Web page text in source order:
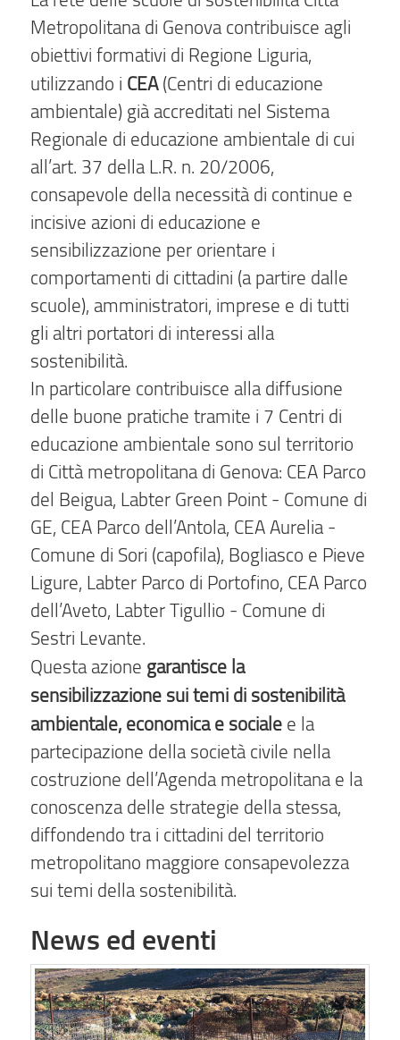
Metropolitana di Genova contribuisce agli
obiettivi formativi di Regione Liguria,
utilizzando i CEA(Centri di educazione
ambientale) già accreditati nel Sistema
Regionale di educazione ambientale di cui
all’art. 37 della L.R. n. 20/2006,
consapevole della necessità di continue e
incisive azioni di educazione e
sensibilizzazione per orientare i
comportamenti di cittadini (a partire dalle
scuole), amministratori, imprese e di tutti
gli altri portatori di interessi alla
sostenibilità.
In particolare contribuisce alla diffusione
delle buone pratiche tramite i 7 Centri di
educazione ambientale sono sul territorio
di Città metropolitana di Genova: CEA Parco
del Beigua, Labter Green Point - Comune di
GE, CEA Parco dell’Antola, CEA Aurelia -
Comune di Sori (capofila), Bogliasco e Pieve
Ligure, Labter Parco di Portofino, CEA Parco
dell’Aveto, Labter Tigullio - Comune di
Sestri Levante.
Questa azione garantisce la
sensibilizzazione sui temi di sostenibilità
ambientale, economica e sociale e la
partecipazione della società civile nella
costruzione dell’Agenda metropolitana e la
conoscenza delle strategie della stessa,
diffondendo tra i cittadini del territorio
metropolitano maggiore consapevolezza
sui temi della sostenibilità.
News ed eventi